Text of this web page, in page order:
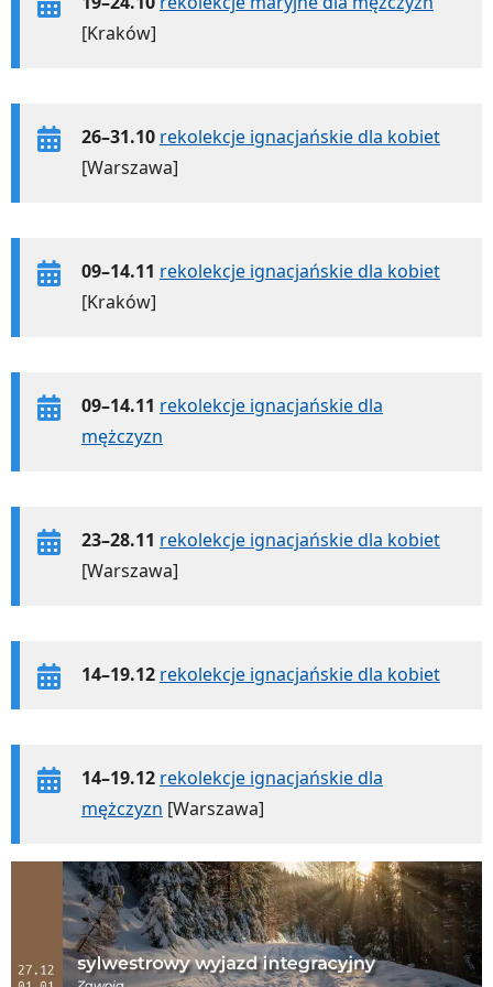
[Kraków]
26–31.10 rekolekcje ignacjańskie dla kobiet
[Warszawa]
09–14.11 rekolekcje ignacjańskie dla kobiet
[Kraków]
09–14.11 rekolekcje ignacjańskie dla
mężczyzn
23–28.11 rekolekcje ignacjańskie dla kobiet
[Warszawa]
14–19.12 rekolekcje ignacjańskie dla kobiet
14–19.12 rekolekcje ignacjańskie dla
mężczyzn [Warszawa]